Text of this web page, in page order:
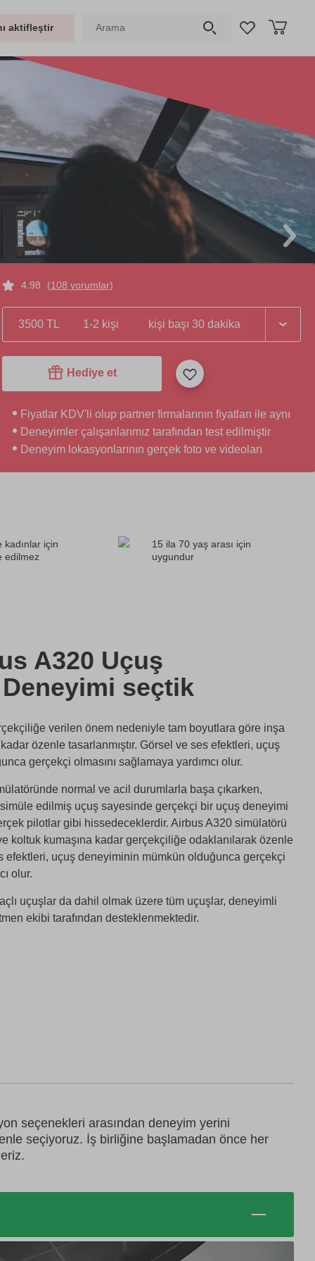
aktifleştir
4.98 (108 yorumlar)
3500 TL 1-2 kişi kişi başı 30 dakika
Hediye et
Fiyatlar KDV'li olup partner firmalarının fiyatları ile aynı
Deneyimler çalışanlarımız tarafından test edilmiştir
Deneyim lokasyonlarının gerçek foto ve videoları
kadınlar için
edilmez
15 ila 70 yaş arası için
uygundur
A320 Uçuş
seçtik
verilen önem nedeniyle tam boyutlara göre inşa
özenle tasarlanmıştır. Görsel ve ses efektleri, uçuş
gerçekçi olmasını sağlamaya yardımcı olur.
normal ve acil durumlarla başa çıkarken,
edilmiş uçuş sayesinde gerçekçi bir uçuş deneyimi
pilotlar gibi hissedeceklerdir. Airbus A320 simülatörü
koltuk kumaşına kadar gerçekçiliğe odaklanılarak özenle
efektleri, uçuş deneyiminin mümkün olduğunca gerçekçi
olur.
uçuşlar da dahil olmak üzere tüm uçuşlar, deneyimli
ekibi tarafından desteklenmektedir.
seçenekleri arasından deneyim yerini
seçiyoruz. İş birliğine başlamadan önce her